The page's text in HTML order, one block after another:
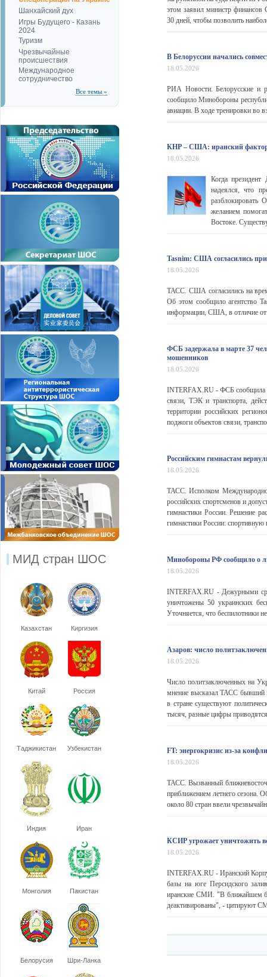
Шанхайский дух
Игры Будущего - Казань
2024
Туризм
Чрезвычайные
происшествия
Международное
сотрудничество
Все темы »
МИД стран ШОС
Казахстан Киргизия
Китай Россия
Таджикистан Узбекистан
Индия Иран
Монголия Пакистан
Белорусия Шри-Ланка
этом заявил министр
30 дней, чтобы позволить
В Белоруссии начались
18.05.2026
РИА Новости. Белорусские и
сообщило Минобороны
авиации. В ходе тренировки во
КНР – США: иранский
18.05.2026
Когда
надеялся, что
разблокировать
желанием
Востоке.
Tasnim: США согласились
18.05.2026
ТАСС. США согласились на
Об этом сообщило агентство
информации, США, в отличие от
ФСБ задержала в марте 37
мошенников
18.05.2026
INTERFAX.RU - ФСБ сообщила
связи, ТЭК и транспорта,
территории российских
поджоги объектов связи,
Российским гимнастам
18.05.2026
ТАСС. Исполком
российских спортсменов и
гимнастики России. Решение
гимнастики России: спортивную
Минобороны РФ сообщило о
18.05.2026
INTERFAX.RU - Дежурными
уничтожены 50 украинских
Уточняется, что беспилотники
Азаров: число
18.05.2026
Число политзаключенных на
мнение высказал ТАСС бывший
в стране существуют
тысяч, разные цифры
FT: энергокризис из-за
18.05.2026
ТАСС. Вызванный
приближением летнего сезона.
около 80 стран ввели
КСИР угрожает уничтожить
18.05.2026
INTERFAX.RU - Иранский
базы на юге Персидского
иранские СМИ. "В ближайшем
деактивированы", - цитируют